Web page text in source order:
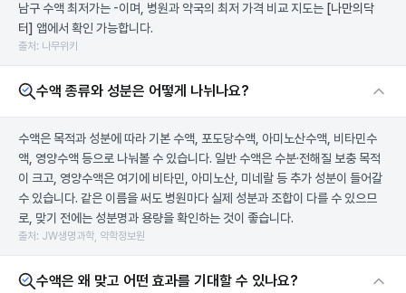
남구 수액 최저가는 -이며, 병원과 약국의 최저 가격 비교 지도는 [나만의닥
터] 앱에서 확인 가능합니다.
출처: 나무위키
수액 종류와 성분은 어떻게 나뉘나요?
수액은 목적과 성분에 따라 기본 수액, 포도당수액, 아미노산수액, 비타민수
액, 영양수액 등으로 나눠볼 수 있습니다. 일반 수액은 수분·전해질 보충 목적
이 크고, 영양수액은 여기에 비타민, 아미노산, 미네랄 등 추가 성분이 들어갈
수 있습니다. 같은 이름을 써도 병원마다 실제 성분과 조합이 다를 수 있으므
로, 맞기 전에는 성분명과 용량을 확인하는 것이 좋습니다.
출처: JW생명과학, 약학정보원
수액은 왜 맞고 어떤 효과를 기대할 수 있나요?